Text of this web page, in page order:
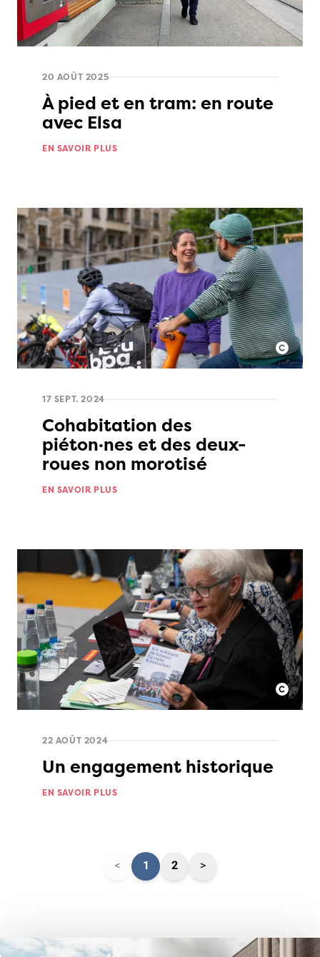
20 AOÛT 2025
À pied et en tram: en route
avec Elsa
EN SAVOIR PLUS
17 SEPT. 2024
Cohabitation des
piéton·nes et des deux-
roues non morotisé
EN SAVOIR PLUS
22 AOÛT 2024
Un engagement historique
EN SAVOIR PLUS
< 1 2 >